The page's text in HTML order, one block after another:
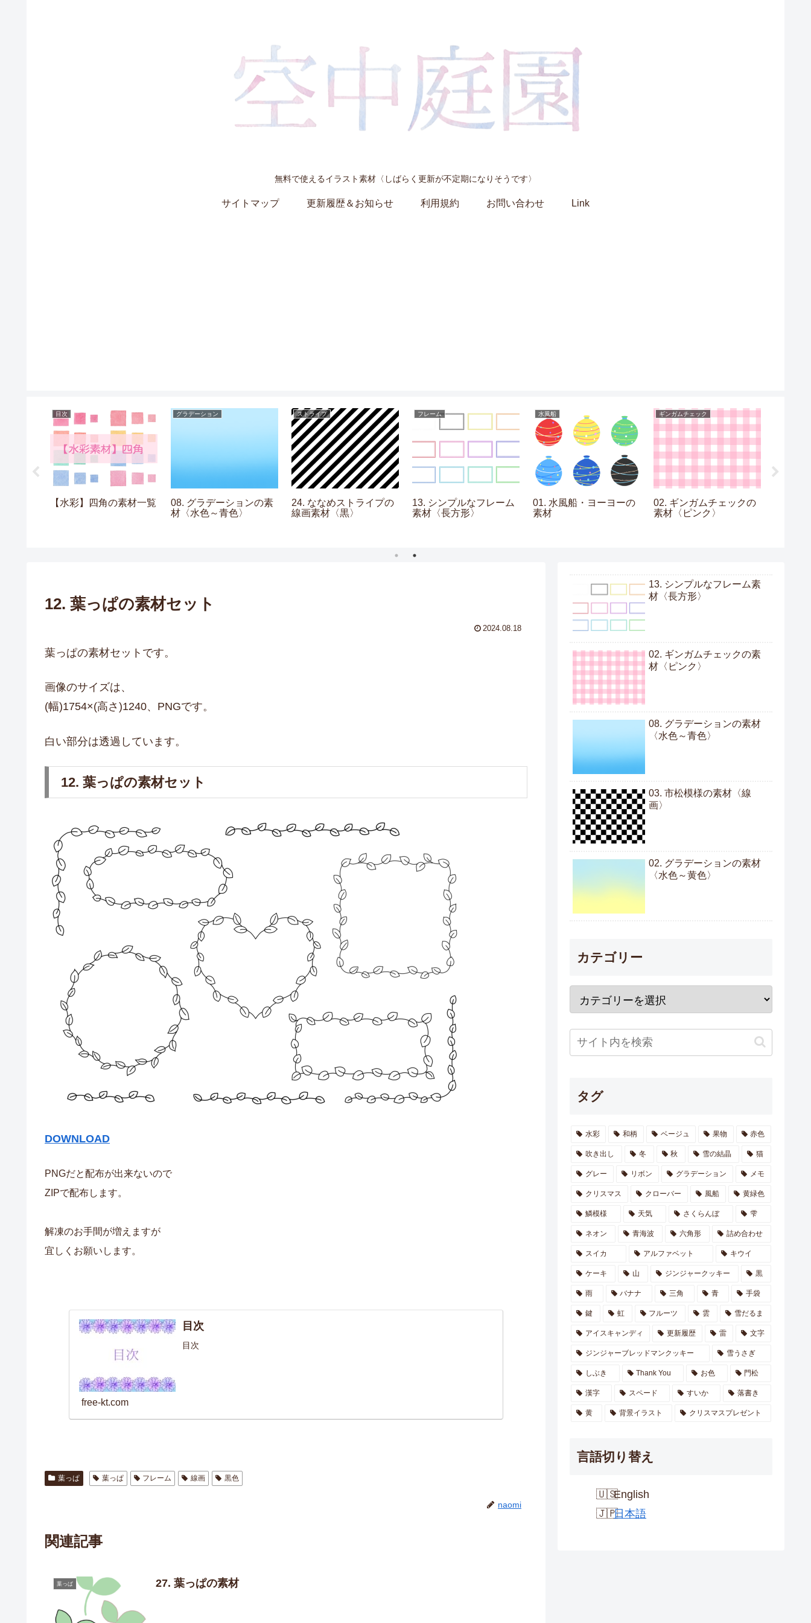
無料で使えるイラスト素材〈しばらく更新が不定期になりそうです〉
サイトマップ 更新履歴＆お知らせ 利用規約 お問い合わせ Link
目次
【水彩】四角の素材一覧
グラデーション
08. グラデーションの素
材〈水色～青色〉
ストライプ
24. ななめストライプの
線画素材〈黒〉
フレーム
13. シンプルなフレーム
素材〈長方形〉
水風船
01. 水風船・ヨーヨーの
素材
ギンガムチェック
02. ギンガムチェックの
素材〈ピンク〉
12. 葉っぱの素材セット
2024.08.18
葉っぱの素材セットです。
画像のサイズは、
(幅)1754×(高さ)1240、PNGです。
白い部分は透過しています。
12. 葉っぱの素材セット
DOWNLOAD
PNGだと配布が出来ないので
ZIPで配布します。
解凍のお手間が増えますが
宜しくお願いします。
目次
目次
free-kt.com
葉っぱ 葉っぱ フレーム 線画 黒色
naomi
関連記事
葉っぱ 27. 葉っぱの素材
13. シンプルなフレーム素
材〈長方形〉
02. ギンガムチェックの素
材〈ピンク〉
08. グラデーションの素材
〈水色～青色〉
03. 市松模様の素材〈線
画〉
02. グラデーションの素材
〈水色～黄色〉
カテゴリー
タグ
水彩 和柄 ベージュ 果物 赤色
吹き出し 冬 秋 雪の結晶 猫
グレー リボン グラデーション メモ
クリスマス クローバー 風船 黄緑色
鱗模様 天気 さくらんぼ 雫
ネオン 青海波 六角形 詰め合わせ
スイカ アルファベット キウイ
ケーキ 山 ジンジャークッキー 黒
雨 バナナ 三角 青 手袋
鍵 虹 フルーツ 雲 雪だるま
アイスキャンディ 更新履歴 雷 文字
ジンジャーブレッドマンクッキー 雪うさぎ
しぶき Thank You お色 門松
漢字 スペード すいか 落書き
黄 背景イラスト クリスマスプレゼント
言語切り替え
English
日本語